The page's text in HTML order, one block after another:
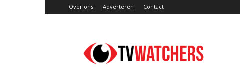
Over ons Adverteren Contact